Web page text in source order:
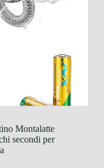
Montalatte
secondi per